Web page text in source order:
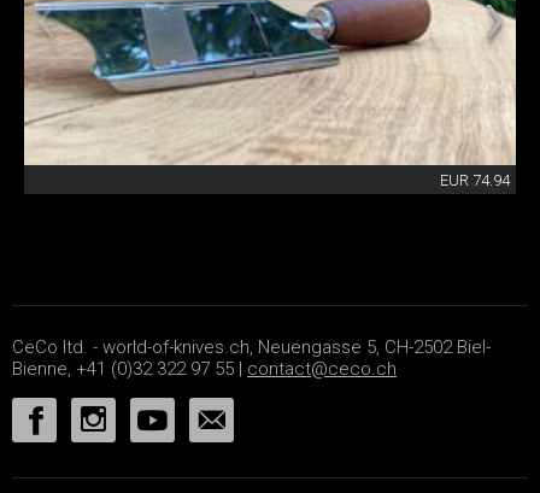
EUR 74.94
CeCo ltd. - world-of-knives.ch, Neuengasse 5, CH-2502 Biel-
Bienne, +41 (0)32 322 97 55 | contact@ceco.ch